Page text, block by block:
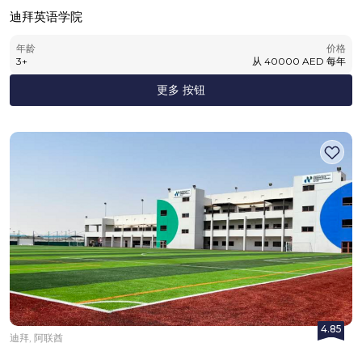
迪拜英语学院
年龄
3+
价格
从 40000 AED 每年
更多 按钮
4.85
迪拜, 阿联酋